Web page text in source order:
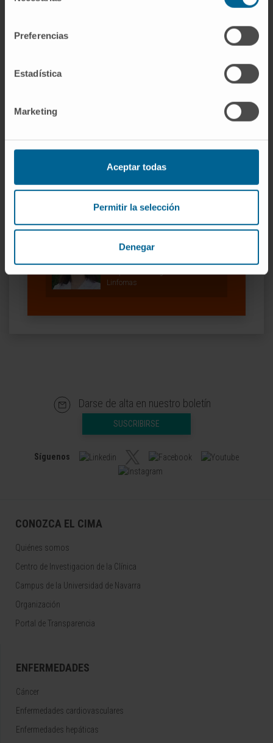
Preferencias
Estadística
Marketing
Aceptar todas
Permitir la selección
Denegar
Dra. Carmen Vicente
Vázquez
Grupo de Investigación en
Dra. Elena Arriazu Ruiz
Linfomas
Darse de alta en nuestro boletín
SUSCRIBIRSE
Síguenos
CONOZCA EL CIMA
Quiénes somos
Centro de Investigacion de la Clínica
Campus de la Universidad de Navarra
Organización
Portal de Transparencia
ENFERMEDADES
Cáncer
Enfermedades cardiovasculares
Enfermedades hepáticas